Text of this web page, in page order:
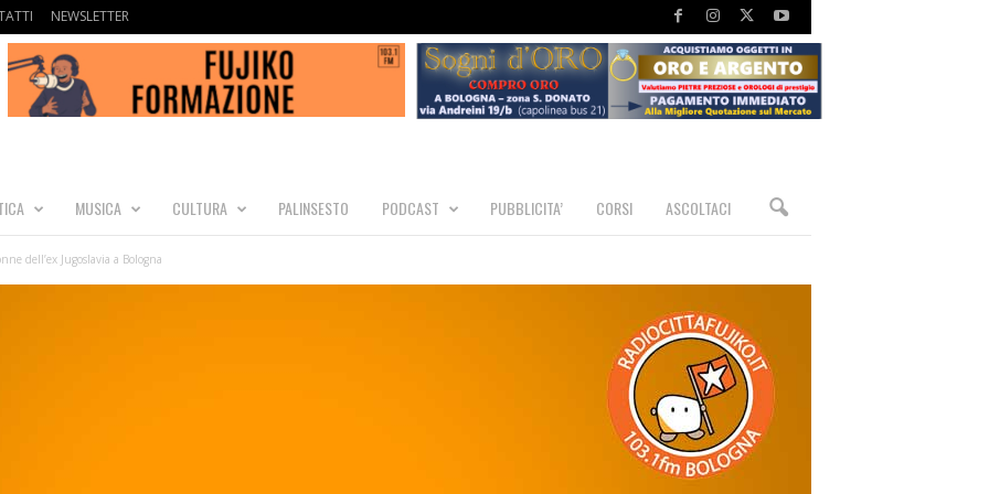
NEWSLETTER
MUSICA CULTURA PALINSESTO PODCAST PUBBLICITA’ CORSI ASCOLTACI
dell’ex Jugoslavia a Bologna